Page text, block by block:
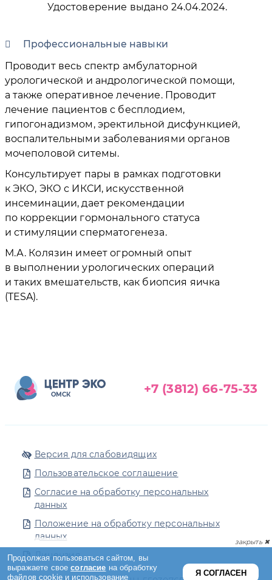
Удостоверение выдано 24.04.2024.
Профессиональные навыки
Проводит весь спектр амбулаторной
урологической и андрологической помощи,
а также оперативное лечение. Проводит
лечение пациентов с бесплодием,
гипогонадизмом, эректильной дисфункцией,
воспалительными заболеваниями органов
мочеполовой ситемы.
Консультирует пары в рамках подготовки
к ЭКО, ЭКО с ИКСИ, искусственной
инсеминации, дает рекомендации
по коррекции гормонального статуса
и стимуляции сперматогенеза.
М.А. Колязин имеет огромный опыт
в выполнении урологических операций
и таких вмешательств, как биопсия яичка
(TESA).
ОМСК +7 (3812) 66-75-33
Версия для слабовидящих
Пользовательское соглашение
Согласие на обработку персональных
данных
Положение на обработку персональных
данных
Лицензия